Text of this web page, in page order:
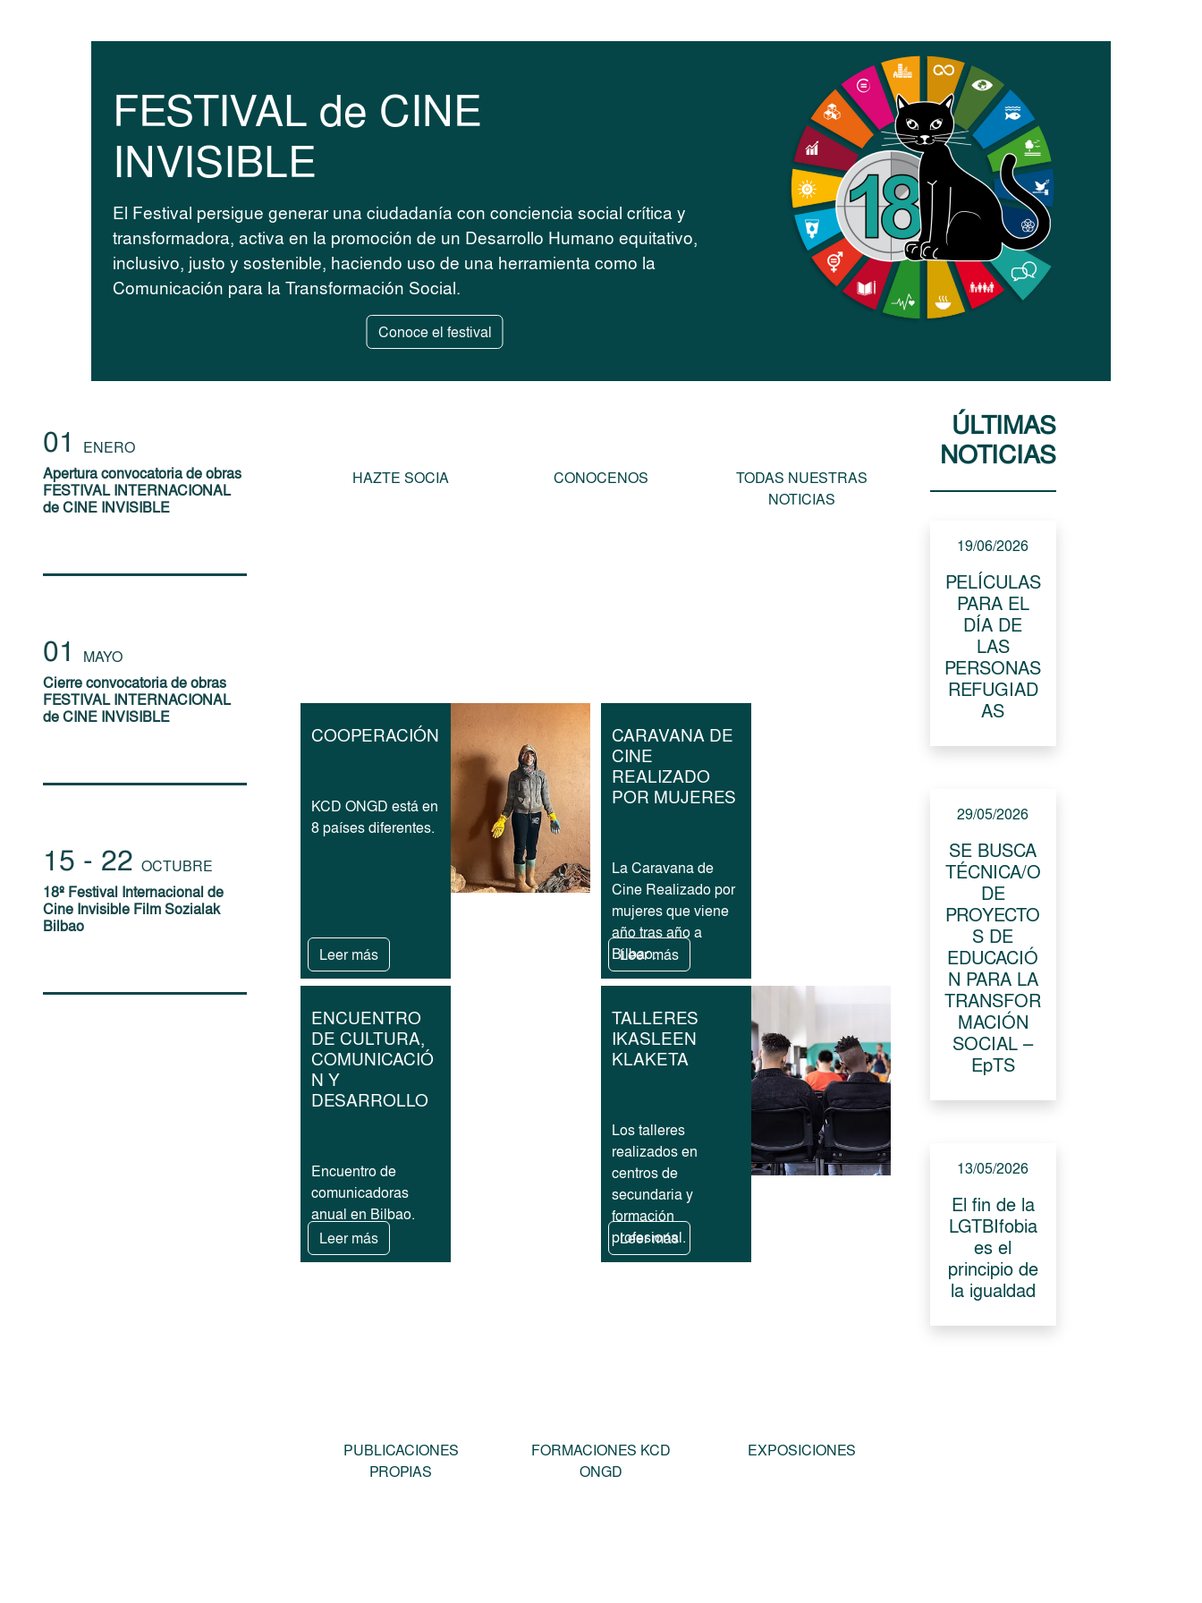
FESTIVAL de CINE
INVISIBLE
El Festival persigue generar una ciudadanía con conciencia social crítica y
transformadora, activa en la promoción de un Desarrollo Humano equitativo,
inclusivo, justo y sostenible, haciendo uso de una herramienta como la
Comunicación para la Transformación Social.
Conoce el festival
01
ENERO
Apertura convocatoria de obras
FESTIVAL INTERNACIONAL
de CINE INVISIBLE
01
MAYO
Cierre convocatoria de obras
FESTIVAL INTERNACIONAL
de CINE INVISIBLE
15 - 22 OCTUBRE
18º Festival Internacional de
Cine Invisible Film Sozialak
Bilbao
HAZTE SOCIA CONOCENOS
TODAS NUESTRAS
NOTICIAS
COOPERACIÓN
KCD ONGD está en
8 países diferentes.
Leer más
CARAVANA DE
CINE
REALIZADO
POR MUJERES
La Caravana de
Cine Realizado por
mujeres que viene
año tras año a
Bilbao.
Leer más
ENCUENTRO
DE CULTURA,
COMUNICACIÓ
N Y
DESARROLLO
Encuentro de
comunicadoras
anual en Bilbao.
Leer más
TALLERES
IKASLEEN
KLAKETA
Los talleres
realizados en
centros de
secundaria y
formación
profesional.
Leer más
PUBLICACIONES
PROPIAS
FORMACIONES KCD
ONGD
EXPOSICIONES
ÚLTIMAS
NOTICIAS
19/06/2026
PELÍCULAS
PARA EL
DÍA DE
LAS
PERSONAS
REFUGIAD
AS
29/05/2026
SE BUSCA
TÉCNICA/O
DE
PROYECTO
S DE
EDUCACIÓ
N PARA LA
TRANSFOR
MACIÓN
SOCIAL –
EpTS
13/05/2026
El fin de la
LGTBIfobia
es el
principio de
la igualdad